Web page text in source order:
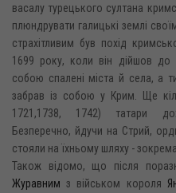
васалу турецького султана
плюндрувати галицькі землі
страхітливим був похід
1699 року, коли він дійшов до
собою спалені міста й села, а
забрав із собою у Крим. Ще
1721,1738, 1742) татари
Безперечно, йдучи на Стрий,
стояли на їхньому шляху -
Також відомо, що після
Журавним з військом короля